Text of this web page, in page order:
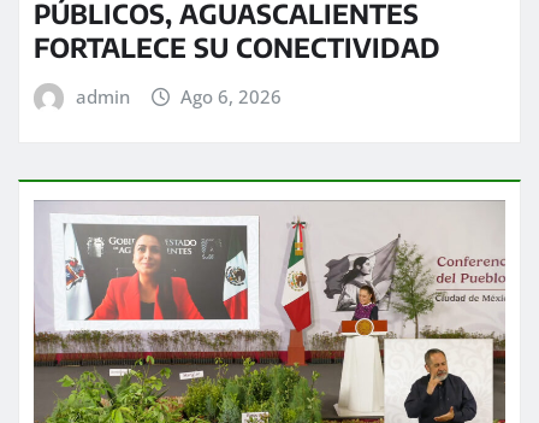
PÚBLICOS, AGUASCALIENTES
FORTALECE SU CONECTIVIDAD
admin Ago 6, 2026